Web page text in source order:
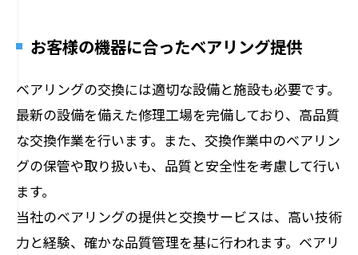
お客様の機器に合ったベアリング提供
ベアリングの交換には適切な設備と施設も必要です。
最新の設備を備えた修理工場を完備しており、高品質
な交換作業を行います。また、交換作業中のベアリン
グの保管や取り扱いも、品質と安全性を考慮して行い
ます。
当社のベアリングの提供と交換サービスは、高い技術
力と経験、確かな品質管理を基に行われます。ベアリ